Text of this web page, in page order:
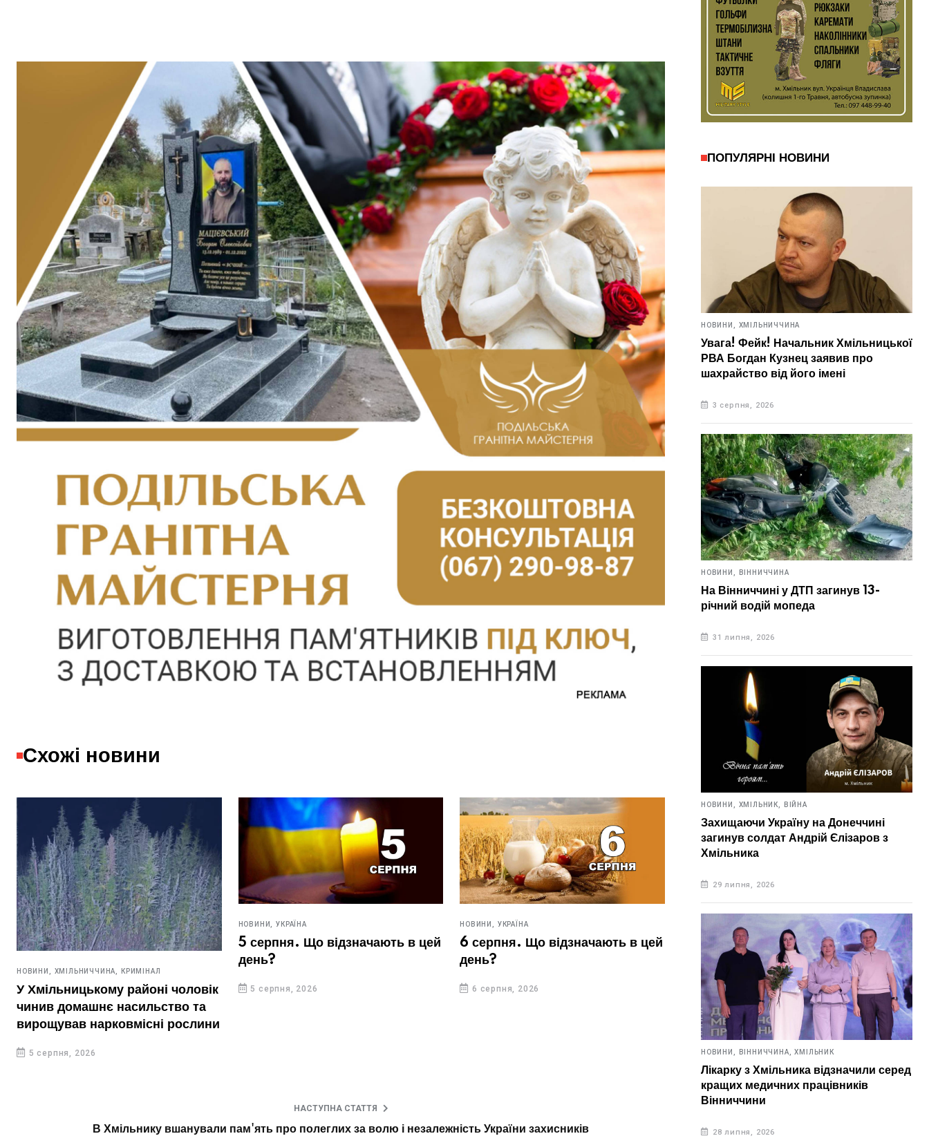
Схожі новини
НОВИНИ, ХМІЛЬНИЧЧИНА, КРИМІНАЛ
У Хмільницькому районі чоловік
чинив домашнє насильство та
вирощував нарковмісні рослини
5 серпня, 2026
НОВИНИ, УКРАЇНА
5 серпня. Що відзначають в цей
день?
5 серпня, 2026
НОВИНИ, УКРАЇНА
6 серпня. Що відзначають в цей
день?
6 серпня, 2026
ВІННИЧЧИНА, ХМІЛЬНИК
Завтра у Хмільнику очікується
аномальна спека. Температура
сягатиме 37 градусів
5 серпня, 2026
У
НАСТУПНА СТАТТЯ
В Хмільнику вшанували пам'ять про полеглих за волю і незалежність України захисників
ПОПУЛЯРНІ НОВИНИ
НОВИНИ, ХМІЛЬНИЧЧИНА
Увага! Фейк! Начальник Хмільницької
РВА Богдан Кузнец заявив про
шахрайство від його імені
3 серпня, 2026
НОВИНИ, ВІННИЧЧИНА
На Вінниччині у ДТП загинув 13-
річний водій мопеда
31 липня, 2026
НОВИНИ, ХМІЛЬНИК, ВІЙНА
Захищаючи Україну на Донеччині
загинув солдат Андрій Єлізаров з
Хмільника
29 липня, 2026
НОВИНИ, ВІННИЧЧИНА, ХМІЛЬНИК
Лікарку з Хмільника відзначили серед
кращих медичних працівників
Вінниччини
28 липня, 2026